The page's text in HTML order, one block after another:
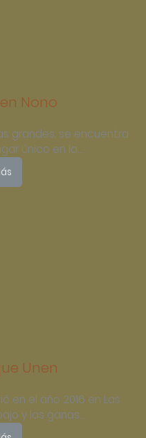
Nono
grandes, se encuentra
único en la…
Unen
en el año 2016 en Las
y las ganas…